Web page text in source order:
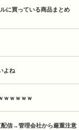
に買っている商品まとめ
よね
ｗｗｗｗｗ
信→管理会社から厳重注意